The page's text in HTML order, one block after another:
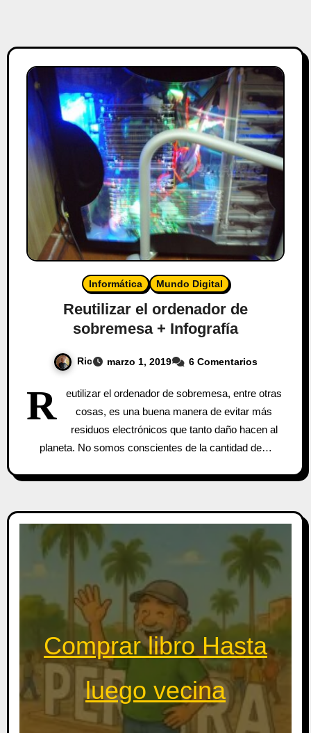
Informática Mundo Digital
Reutilizar el ordenador de
sobremesa + Infografía
Ric marzo 1, 2019 6 Comentarios
R
eutilizar el ordenador de sobremesa, entre otras
cosas, es una buena manera de evitar más
residuos electrónicos que tanto daño hacen al
planeta. No somos conscientes de la cantidad de…
Comprar libro Hasta
luego vecina